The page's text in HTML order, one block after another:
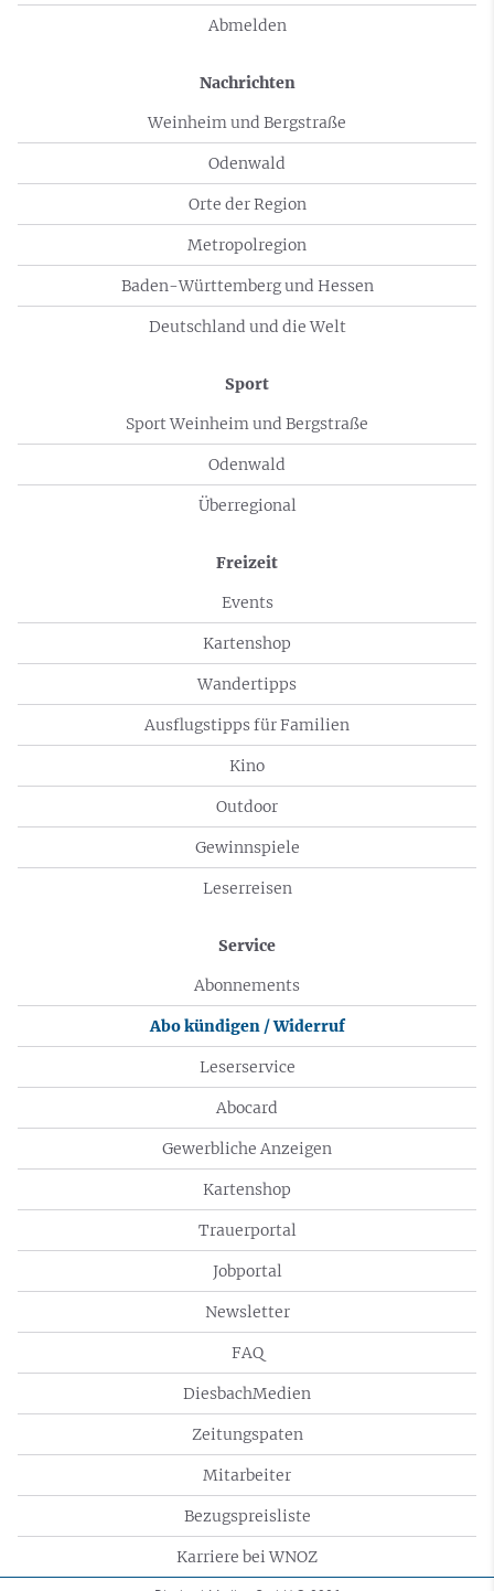
Abmelden
Nachrichten
Weinheim und Bergstraße
Odenwald
Orte der Region
Metropolregion
Baden-Württemberg und Hessen
Deutschland und die Welt
Sport
Sport Weinheim und Bergstraße
Odenwald
Überregional
Freizeit
Events
Kartenshop
Wandertipps
Ausflugstipps für Familien
Kino
Outdoor
Gewinnspiele
Leserreisen
Service
Abonnements
Abo kündigen / Widerruf
Leserservice
Abocard
Gewerbliche Anzeigen
Kartenshop
Trauerportal
Jobportal
Newsletter
FAQ
DiesbachMedien
Zeitungspaten
Mitarbeiter
Bezugspreisliste
Karriere bei WNOZ